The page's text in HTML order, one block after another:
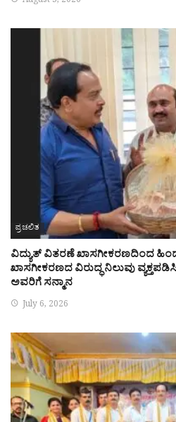
ಪ್ರಚಲಿತ
ವಿದ್ಯುತ್ ವಿತರಣೆ ಖಾಸಗೀಕರಣದಿಂದ
ಖಾಸಗೀಕರಣದ ವಿರುದ್ಧ ನಿಲುವು
ಅವರಿಗೆ ಸನ್ಮಾನ
July 6, 2026